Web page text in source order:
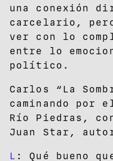
una conexión
carcelario,
ver con lo
entre lo
político.
Carlos “La
caminando
Río Piedras,
Juan Star,
L : Qué bueno